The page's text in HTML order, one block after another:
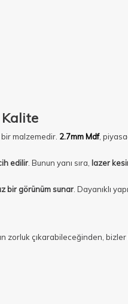
Kalite
malzemedir. 2.7mm Mdf,
edilir . Bunun yanı sıra, lazer
bir görünüm sunar . Dayanıklı
zorluk çıkarabileceğinden,